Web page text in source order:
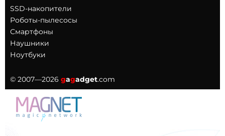
SSD-накопители
Роботы-пылесосы
Смартфоны
Наушники
Ноутбуки
© 2007—2026 gagadget.com